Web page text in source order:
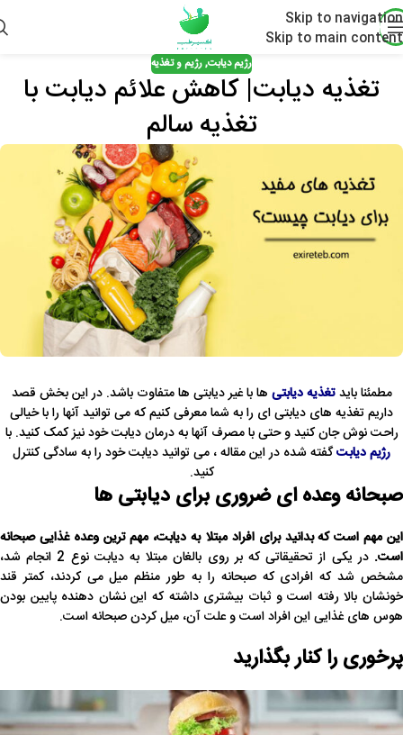
Skip to navigation
Skip to main content
رژیم دیابت,رژیم و تغذیه
تغذیه دیابت| کاهش علائم دیابت با
تغذیه سالم
مطمئنا بایدتغذیه دیابتی ها با غیر دیابتی ها متفاوت باشد. در این بخش قصد
داریم تغذیه های دیابتی ای را به شما معرفی کنیم که می توانید آنها را با خیالی
راحت نوش جان کنید و حتی با مصرف آنها به درمان دیابت خود نیز کمک کنید. با
رژیم دیابتگفته شده در این مقاله ، می توانید دیابت خود را به سادگی کنترل
کنید.
صبحانه وعده ای ضروری برای دیابتی ها
این مهم است که بدانید برای افراد مبتلا به دیابت، مهم ترین وعده غذایی صبحانه
است.
در یکی از تحقیقاتی که بر روی بالغان مبتلا به دیابت نوع 2 انجام شد،
مشخص شد که افرادی که صبحانه را به طور منظم میل می کردند، کمتر قند
خونشان بالا رفته است و ثبات بیشتری داشته که این نشان دهنده پایین بودن
هوس های غذایی این افراد است و علت آن، میل کردن صبحانه است.
پرخوری را کنار بگذارید